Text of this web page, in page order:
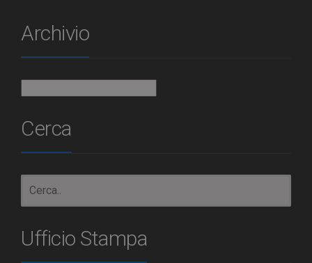
Archivio
Cerca
Ufficio Stampa